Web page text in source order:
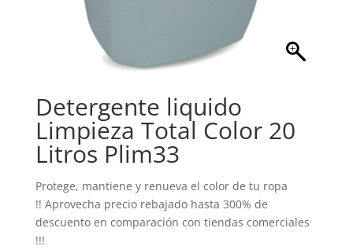
Detergente liquido
Limpieza Total Color 20
Litros Plim33
Protege, mantiene y renueva el color de tu ropa
!! Aprovecha precio rebajado hasta 300% de
descuento en comparación con tiendas comerciales
!!!